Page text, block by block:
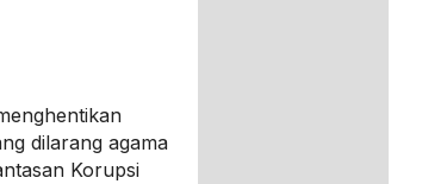
dilarang agama
Korupsi